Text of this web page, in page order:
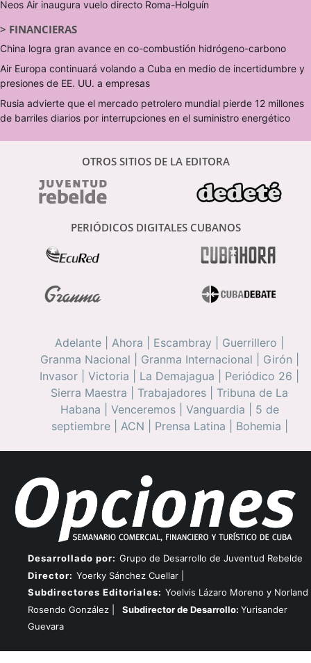
Neos Air inaugura vuelo directo Roma-Holguín
> FINANCIERAS
China logra gran avance en co-combustión hidrógeno-carbono
Air Europa continuará volando a Cuba en medio de incertidumbre y
presiones de EE. UU. a empresas
Rusia advierte que el mercado petrolero mundial pierde 12 millones
de barriles diarios por interrupciones en el suministro energético
OTROS SITIOS DE LA EDITORA
PERIÓDICOS DIGITALES CUBANOS
Adelante Ahora Escambray Guerrillero
Granma Nacional
Granma Internacional Girón
Invasor
Victoria La Demajagua Periódico 26
Sierra Maestra
Trabajadores
Tribuna de La
Habana
Venceremos| Vanguardia
5 de
septiembre| ACN Prensa Latina Bohemia
Desarrollado por: Grupo de Desarrollo de Juventud Rebelde
Director: Yoerky Sánchez Cuellar |
Subdirectores Editoriales: Yoelvis Lázaro Moreno y Norland
Rosendo González |
Subdirector de Desarrollo: Yurisander
Guevara